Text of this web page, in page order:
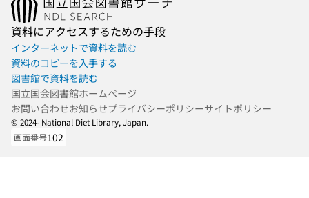
資料にアクセスするための手段
インターネットで資料を読む
資料のコピーを入手する
図書館で資料を読む
国立国会図書館ホームページ
お問い合わせお知らせプライバシーポリシーサイトポリシー
© 2024- National Diet Library, Japan.
画面番号102